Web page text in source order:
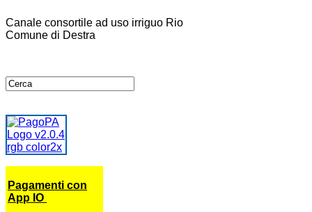
Canale consortile ad uso irriguo Rio
Comune di Destra
Pagamenti con
App IO